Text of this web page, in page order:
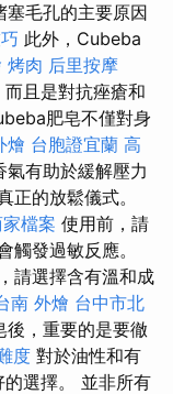
塞毛孔的主要原因
此外，Cubeba
烤肉 后里按摩
且是對抗痤瘡和
肥皂不僅對身
燴 台胞證宜蘭 高
有助於緩解壓力
正的放鬆儀式。
檔案 使用前，請
觸發過敏反應。
請選擇含有溫和成
南 外燴 台中市北
後，重要的是要徹
度 對於油性和有
選擇。 並非所有